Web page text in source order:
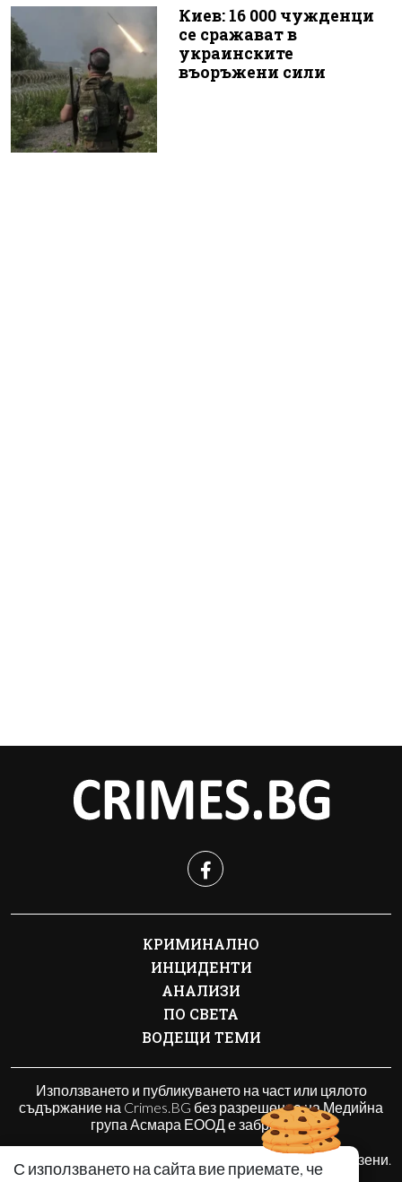
Киев: 16 000 чужденци
се сражават в
украинските
въоръжени сили
С използването на сайта вие приемате, че
КРИМИНАЛНО
ИНЦИДЕНТИ
АНАЛИЗИ
ПО СВЕТА
ВОДЕЩИ ТЕМИ
Използването и публикуването на част или цялото
съдържание на Crimes.BG без разрешение на Медийна
група Асмара ЕООД е забранено.
© 2010 - 2026 | Crimes.BG. Всички права запазени.